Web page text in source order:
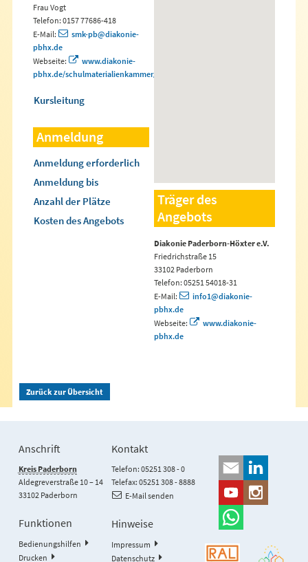
Frau Vogt
Telefon: 0157 77686-418
E-Mail:
smk-pb@diakonie-
pbhx.de
Webseite:
www.diakonie-
pbhx.de/schulmaterialienkammer/
Kursleitung
Anmeldung
Anmeldung erforderlich
Anmeldung bis
Anzahl der Plätze
Kosten des Angebots
Träger des
Angebots
Diakonie Paderborn-Höxter e.V.
Friedrichstraße 15
33102 Paderborn
Telefon: 05251 54018-31
E-Mail:
info1@diakonie-
pbhx.de
Webseite:
www.diakonie-
pbhx.de
Zurück zur Übersicht
Anschrift
Kreis Paderborn
Aldegreverstraße 10 – 14
33102 Paderborn
Kontakt
Telefon: 05251 308 - 0
Telefax: 05251 308 - 8888
E-Mail senden
Funktionen
Bedienungshilfen
Drucken
Hinweise
Impressum
Datenschutz